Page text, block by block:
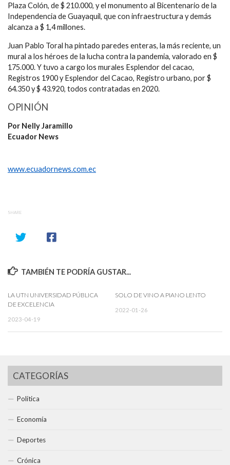
Plaza Colón, de $ 210.000, y el monumento al Bicentenario de la
Independencia de Guayaquil, que con infraestructura y demás
alcanza a $ 1,4 millones.
Juan Pablo Toral ha pintado paredes enteras, la más reciente, un
mural a los héroes de la lucha contra la pandemia, valorado en $
175.000. Y tuvo a cargo los murales Esplendor del cacao,
Registros 1900 y Esplendor del Cacao, Registro urbano, por $
64.350 y $ 43.920, todos contratadas en 2020.
OPINIÓN
Por Nelly Jaramillo
Ecuador News
www.ecuadornews.com.ec
SHARE
TAMBIÉN TE PODRÍA GUSTAR...
LA UTN UNIVERSIDAD PÚBLICA
DE EXCELENCIA
2023-04-19
SOLO DE VINO A PIANO LENTO
2022-01-26
CATEGORÍAS
Política
Economía
Deportes
Crónica